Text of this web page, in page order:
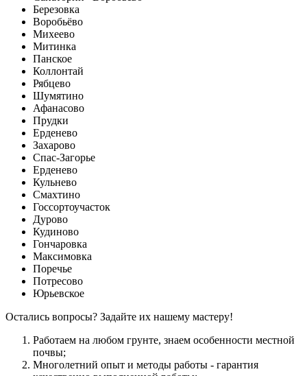
Березовка
Воробьёво
Михеево
Митинка
Панское
Коллонтай
Рябцево
Шумятино
Афанасово
Прудки
Ерденево
Захарово
Спас-Загорье
Ерденево
Кульнево
Смахтино
Госсортоучасток
Дурово
Кудиново
Гончаровка
Максимовка
Поречье
Потресово
Юрьевское
Остались вопросы? Задайте их нашему мастеру!
Работаем на любом грунте, знаем особенности местной
почвы;
Многолетний опыт и методы работы - гарантия